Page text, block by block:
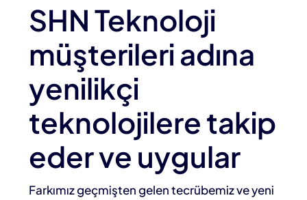
SHN Teknoloji
müşterileri adına
yenilikçi
teknolojilere takip
eder ve uygular
Farkımız geçmişten gelen tecrübemiz ve yeni